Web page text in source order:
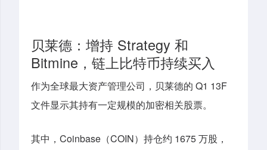
贝莱德：增持 Strategy 和
Bitmine，链上比特币持续买入
作为全球最大资产管理公司，贝莱德的 Q1 13F
文件显示其持有一定规模的加密相关股票。
其中 ， Coinbase（COIN）持仓约 1675 万股，